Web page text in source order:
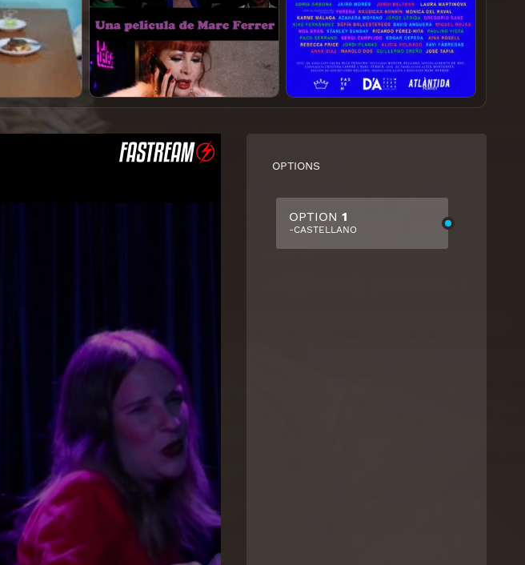
OPTIONS
OPTION 1
-CASTELLANO